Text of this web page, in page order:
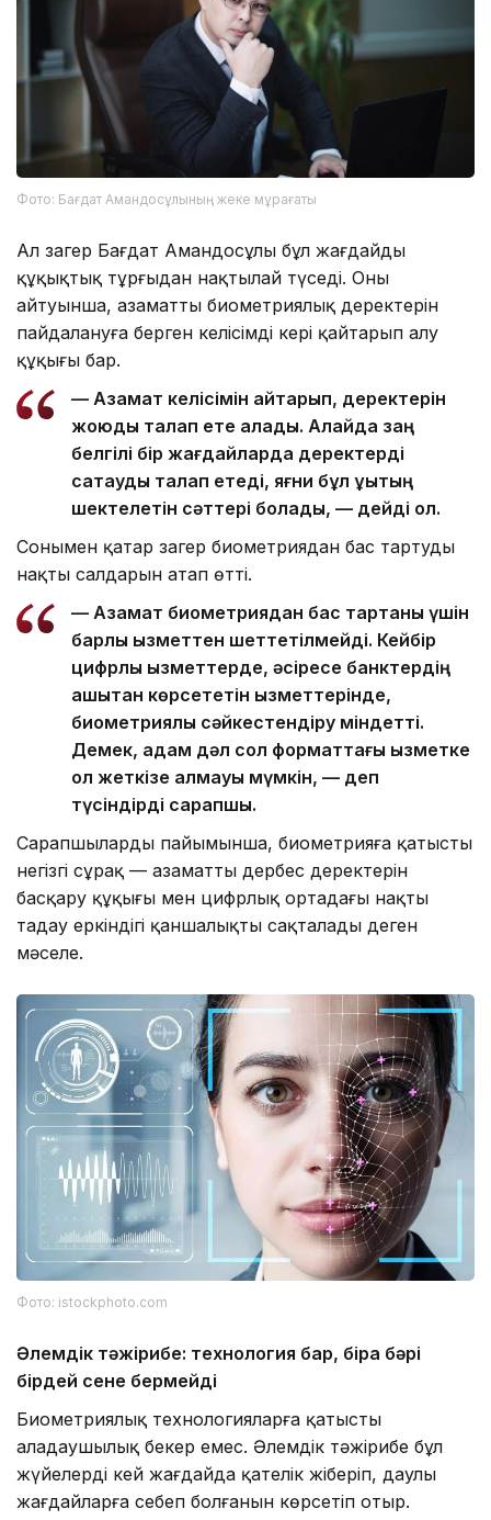
Фото: Бағдат Амандосұлының жеке мұрағаты
Ал заңгер Бағдат Амандосұлы бұл жағдайды
құқықтық тұрғыдан нақтылай түседі. Оның
айтуынша, азаматтың биометриялық деректерін
пайдалануға берген келісімді кері қайтарып алу
құқығы бар.
— Азамат келісімін қайтарып, деректерін
жоюды талап ете алады. Алайда заң
белгілі бір жағдайларда деректерді
сақтауды талап етеді, яғни бұл құқықтың
шектелетін сәттері болады, — дейді ол.
Сонымен қатар заңгер биометриядан бас тартудың
нақты салдарын атап өтті.
— Азамат биометриядан бас тартқаны үшін
барлық қызметтен шеттетілмейді. Кейбір
цифрлық қызметтерде, әсіресе банктердің
қашықтан көрсететін қызметтерінде,
биометриялық сәйкестендіру міндетті.
Демек, адам дәл сол форматтағы қызметке
қол жеткізе алмауы мүмкін, — деп
түсіндірді сарапшы.
Сарапшылардың пайымынша, биометрияға қатысты
негізгі сұрақ — азаматтың дербес деректерін
басқару құқығы мен цифрлық ортадағы нақты
таңдау еркіндігі қаншалықты сақталады деген
мәселе.
Фото: istockphoto.com
Әлемдік тәжірибе: технология бар, бірақ бәрі
бірдей сене бермейді
Биометриялық технологияларға қатысты
алаңдаушылық бекер емес. Әлемдік тәжірибе бұл
жүйелердің кей жағдайда қателік жіберіп, даулы
жағдайларға себеп болғанын көрсетіп отыр.